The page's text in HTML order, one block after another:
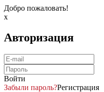
Добро пожаловать!
x
Авторизация
Войти
Забыли пароль?Регистрация